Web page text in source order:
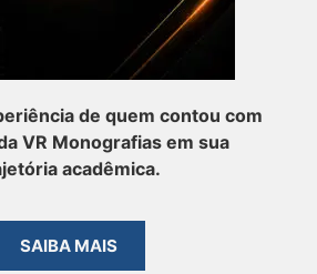
de quem contou com
VR Monografias em sua
acadêmica.
SAIBA MAIS